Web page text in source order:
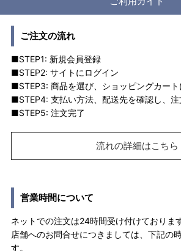
ご注文の流れ
■STEP1: 新規会員登録
■STEP2: サイトにログイン
■STEP3: 商品を選び、ショッピングカート
■STEP4: 支払い方法、配送先を確認し、注
■STEP5: 注文完了
流れの詳細はこちら
営業時間について
ネットでの注文は24時間受け付けておりま
店舗へのお問合せにつきましては、下記の
す。